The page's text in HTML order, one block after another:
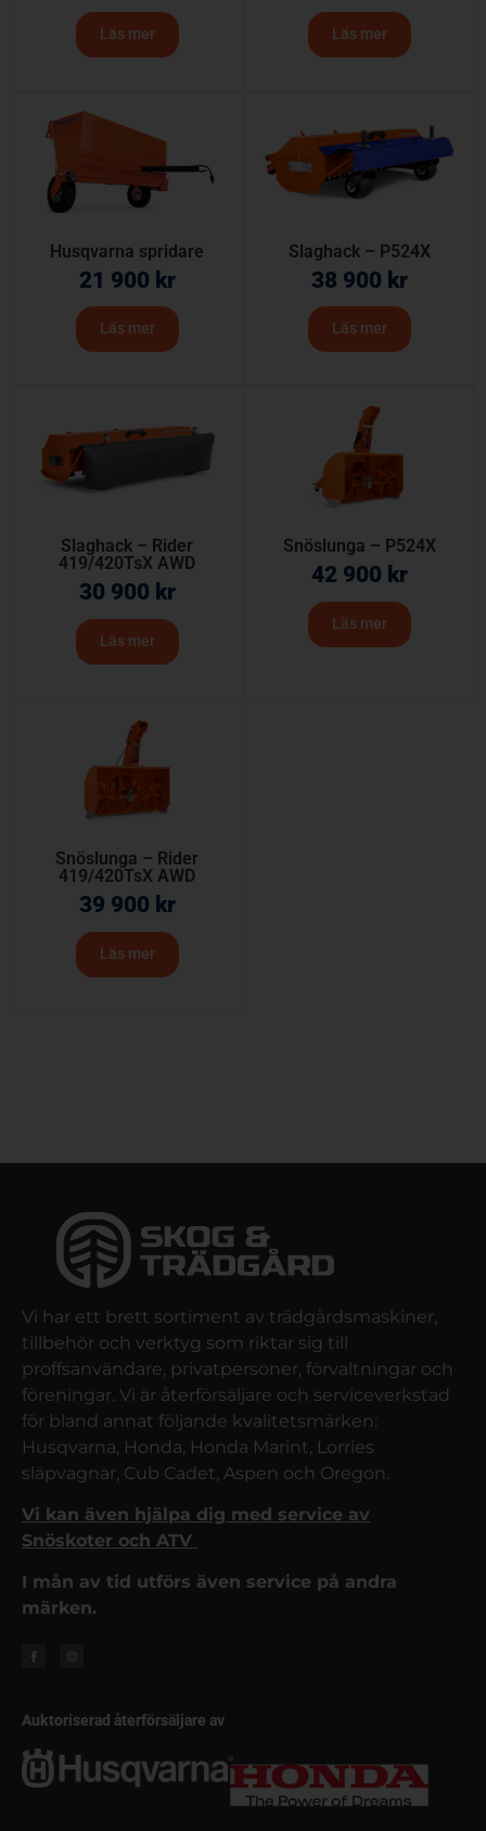
Läs mer Läs mer
Husqvarna spridare
21 900 kr
Läs mer
Slaghack – P524X
38 900 kr
Läs mer
Slaghack – Rider
419/420TsX AWD
30 900 kr
Läs mer
Snöslunga – P524X
42 900 kr
Läs mer
Snöslunga – Rider
419/420TsX AWD
39 900 kr
Läs mer
Vi har ett brett sortiment av trädgårdsmaskiner,
tillbehör och verktyg som riktar sig till
proffsanvändare, privatpersoner, förvaltningar och
föreningar. Vi är återförsäljare och serviceverkstad
för bland annat följande kvalitetsmärken:
Husqvarna, Honda, Honda Marint, Lorries
släpvagnar, Cub Cadet, Aspen och Oregon.
Vi kan även hjälpa dig med service av
Snöskoter och ATV
I mån av tid utförs även service på andra
märken.
Auktoriserad återförsäljare av